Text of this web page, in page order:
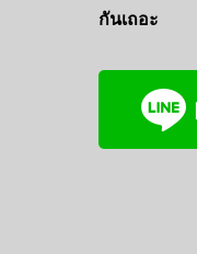
กันเถอะ